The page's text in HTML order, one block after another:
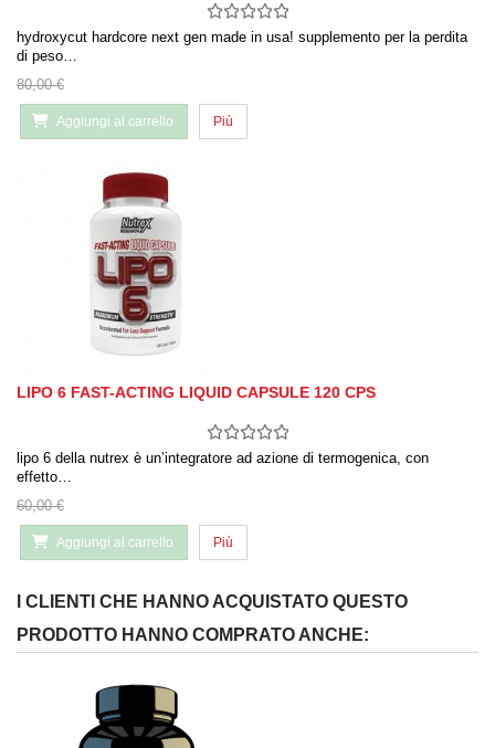
hydroxycut hardcore next gen made in usa! supplemento per la perdita
di peso…
80,00 €
Aggiungi al carrello Più
LIPO 6 FAST-ACTING LIQUID CAPSULE 120 CPS
lipo 6 della nutrex è un’integratore ad azione di termogenica, con
effetto…
60,00 €
Aggiungi al carrello Più
I CLIENTI CHE HANNO ACQUISTATO QUESTO
PRODOTTO HANNO COMPRATO ANCHE: